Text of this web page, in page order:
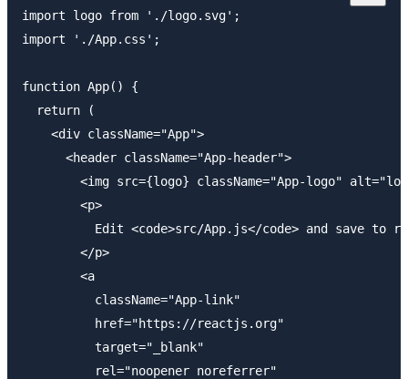
import logo from './logo.svg';
import './App.css';
function App() {
  return (
    <div className="App">
      <header className="App-header">
<img src={logo} className="App-logo"
        <p>
Edit <code>src/App.js</code> and save to
        </p>
        <a
          className="App-link"
          href="https://reactjs.org"
          target="_blank"
          rel="noopener noreferrer"